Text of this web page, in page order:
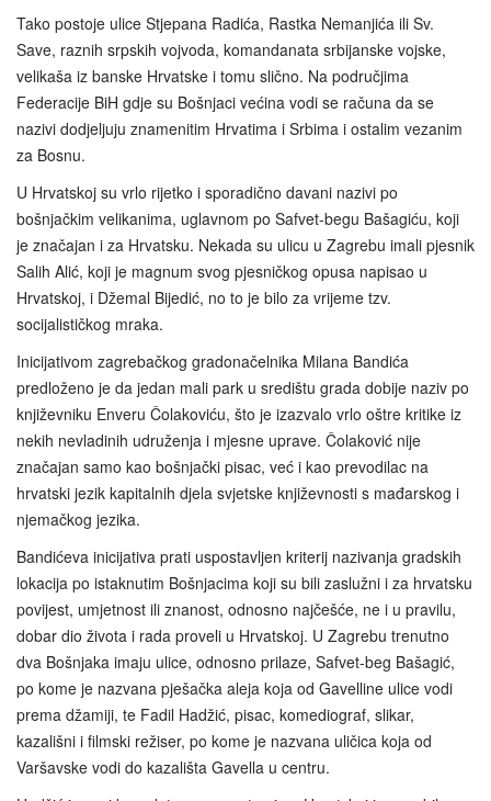
Tako postoje ulice Stjepana Radića, Rastka Nemanjića ili Sv.
Save, raznih srpskih vojvoda, komandanata srbijanske vojske,
velikaša iz banske Hrvatske i tomu slično. Na područjima
Federacije BiH gdje su Bošnjaci većina vodi se računa da se
nazivi dodjeljuju znamenitim Hrvatima i Srbima i ostalim vezanim
za Bosnu.
U Hrvatskoj su vrlo rijetko i sporadično davani nazivi po
bošnjačkim velikanima, uglavnom po Safvet-begu Bašagiću, koji
je značajan i za Hrvatsku. Nekada su ulicu u Zagrebu imali pjesnik
Salih Alić, koji je magnum svog pjesničkog opusa napisao u
Hrvatskoj, i Džemal Bijedić, no to je bilo za vrijeme tzv.
socijalističkog mraka.
Inicijativom zagrebačkog gradonačelnika Milana Bandića
predloženo je da jedan mali park u središtu grada dobije naziv po
književniku Enveru Čolakoviću, što je izazvalo vrlo oštre kritike iz
nekih nevladinih udruženja i mjesne uprave. Čolaković nije
značajan samo kao bošnjački pisac, već i kao prevodilac na
hrvatski jezik kapitalnih djela svjetske književnosti s mađarskog i
njemačkog jezika.
Bandićeva inicijativa prati uspostavljen kriterij nazivanja gradskih
lokacija po istaknutim Bošnjacima koji su bili zaslužni i za hrvatsku
povijest, umjetnost ili znanost, odnosno najčešće, ne i u pravilu,
dobar dio života i rada proveli u Hrvatskoj. U Zagrebu trenutno
dva Bošnjaka imaju ulice, odnosno prilaze, Safvet-beg Bašagić,
po kome je nazvana pješačka aleja koja od Gavelline ulice vodi
prema džamiji, te Fadil Hadžić, pisac, komediograf, slikar,
kazališni i filmski režiser, po kome je nazvana uličica koja od
Varšavske vodi do kazališta Gavella u centru.